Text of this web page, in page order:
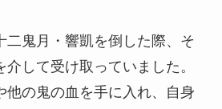
二鬼月・響凱を倒した際、そ
して受け取っていました。
他の鬼の血を手に入れ、自身